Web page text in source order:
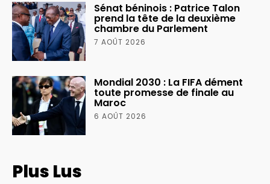
Sénat béninois : Patrice Talon
prend la tête de la deuxième
chambre du Parlement
7 AOÛT 2026
Mondial 2030 : La FIFA dément
toute promesse de finale au
Maroc
6 AOÛT 2026
Plus Lus